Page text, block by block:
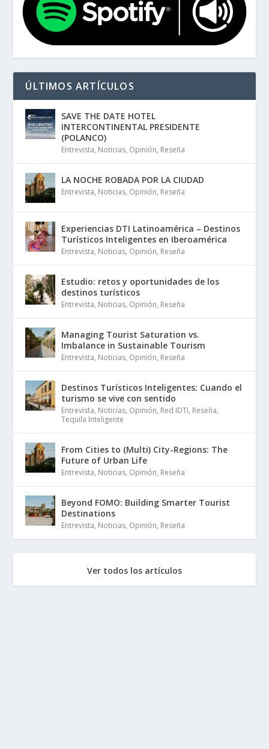
ÚLTIMOS ARTÍCULOS
SAVE THE DATE HOTEL
INTERCONTINENTAL PRESIDENTE
(POLANCO)
Entrevista, Noticias, Opinión, Reseña
LA NOCHE ROBADA POR LA CIUDAD
Entrevista, Noticias, Opinión, Reseña
Experiencias DTI Latinoamérica – Destinos
Turísticos Inteligentes en Iberoamérica
Entrevista, Noticias, Opinión, Reseña
Estudio: retos y oportunidades de los
destinos turísticos
Entrevista, Noticias, Opinión, Reseña
Managing Tourist Saturation vs.
Imbalance in Sustainable Tourism
Entrevista, Noticias, Opinión, Reseña
Destinos Turísticos Inteligentes: Cuando el
turismo se vive con sentido
Entrevista, Noticias, Opinión, Red IDTI, Reseña,
Tequila Inteligente
From Cities to (Multi) City-Regions: The
Future of Urban Life
Entrevista, Noticias, Opinión, Reseña
Beyond FOMO: Building Smarter Tourist
Destinations
Entrevista, Noticias, Opinión, Reseña
Ver todos los artículos